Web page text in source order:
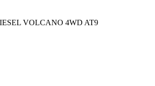
VOLCANO 4WD AT9